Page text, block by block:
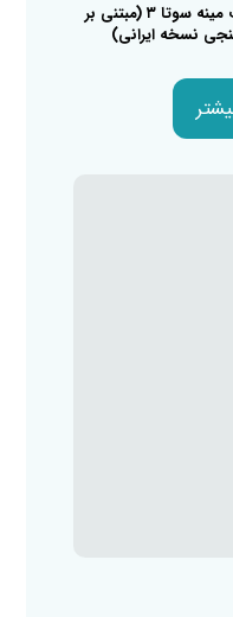
تفسیر سیاهه چند وجهی شخصیت مینه سوتا ۳ (مبتنی بر
نسخه ایرانی)